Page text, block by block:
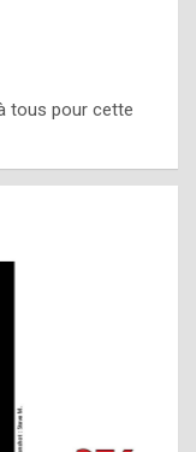
tous pour cette